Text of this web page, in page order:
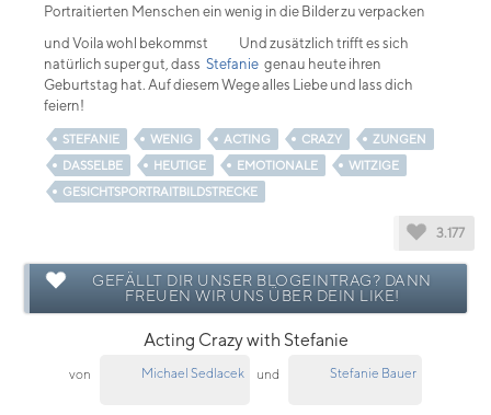
Portraitierten Menschen ein wenig in die Bilder zu verpacken
und Voila wohl bekommst
Und zusätzlich trifft es sich
natürlich super gut, dass Stefanie genau heute ihren
Geburtstag hat. Auf diesem Wege alles Liebe und lass dich
feiern!
STEFANIE WENIG ACTING CRAZY
ZUNGEN
DASSELBE
HEUTIGE EMOTIONALE
WITZIGE
GESICHTSPORTRAITBILDSTRECKE
3.177
GEFÄLLT DIR UNSER BLOGEINTRAG? DANN
FREUEN WIR UNS ÜBER DEIN LIKE!
Acting Crazy with Stefanie
von Michael Sedlacek und Stefanie Bauer